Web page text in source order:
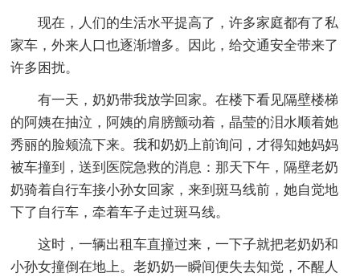
现在，人们的生活水平提高了，许多家庭都有了私
家车，外来人口也逐渐增多。因此，给交通安全带来了
许多困扰。
有一天，奶奶带我放学回家。在楼下看见隔壁楼梯
的阿姨在抽泣，阿姨的肩膀颤动着，晶莹的泪水顺着她
秀丽的脸颊流下来。我和奶奶上前询问，才得知她妈妈
被车撞到，送到医院急救的消息：那天下午，隔壁老奶
奶骑着自行车接小孙女回家，来到斑马线前，她自觉地
下了自行车，牵着车子走过斑马线。
这时，一辆出租车直撞过来，一下子就把老奶奶和
小孙女撞倒在地上。老奶奶一瞬间便失去知觉，不醒人